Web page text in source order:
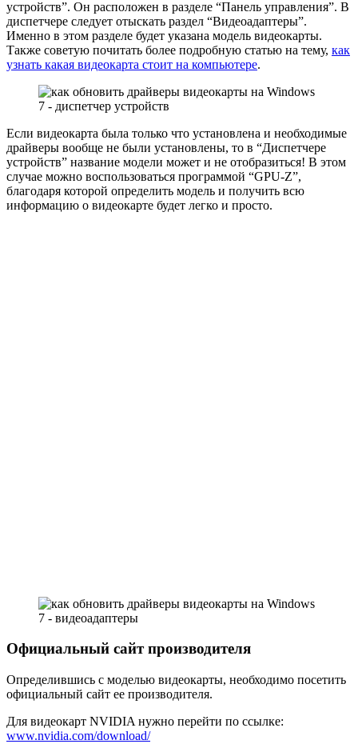
устройств”. Он расположен в разделе “Панель управления”. В
диспетчере следует отыскать раздел “Видеоадаптеры”.
Именно в этом разделе будет указана модель видеокарты.
Также советую почитать более подробную статью на тему, как
узнать какая видеокарта стоит на компьютере.
Если видеокарта была только что установлена и необходимые
драйверы вообще не были установлены, то в “Диспетчере
устройств” название модели может и не отобразиться! В этом
случае можно воспользоваться программой “GPU-Z”,
благодаря которой определить модель и получить всю
информацию о видеокарте будет легко и просто.
Официальный сайт производителя
Определившись с моделью видеокарты, необходимо посетить
официальный сайт ее производителя.
Для видеокарт NVIDIA нужно перейти по ссылке:
www.nvidia.com/download/